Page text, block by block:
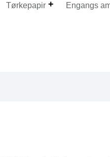
Tørkepapir Engangs